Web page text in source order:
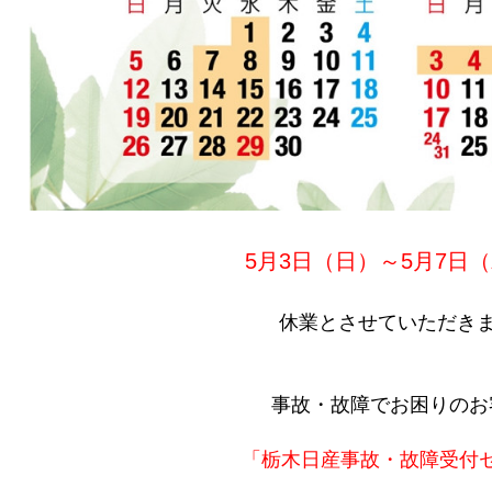
5月3日（日）～5月7日
休業とさせていただき
事故・故障でお困りの
「栃木日産事故・故障受付